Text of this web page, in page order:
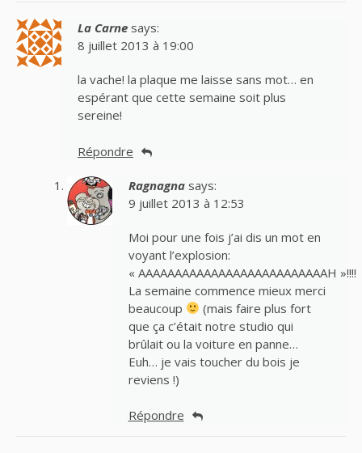
La Carne says:
8 juillet 2013 à 19:00
la vache! la plaque me laisse sans mot… en
espérant que cette semaine soit plus
sereine!
Répondre
Ragnagna says:
9 juillet 2013 à 12:53
Moi pour une fois j’ai dis un mot en
voyant l’explosion:
« AAAAAAAAAAAAAAAAAAAAAAAAAAH »!!!!
La semaine commence mieux merci
beaucoup
(mais faire plus fort
que ça c’était notre studio qui
brûlait ou la voiture en panne…
Euh… je vais toucher du bois je
reviens !)
Répondre